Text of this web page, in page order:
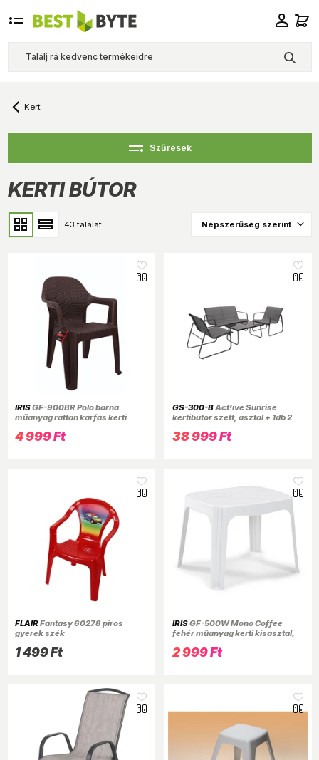
Kert
KERTI BÚTOR
43 találat
IRISGF-900BR Polo barna
műanyag rattan karfás kerti
4 999 Ft
GS-300-BAct!ive Sunrise
kertibútor szett, asztal + 1db 2
személyes szék, fekete-antracit
38 999 Ft
FLAIRFantasy 60278 piros
gyerek szék
1 499 Ft
IRISGF-500W Mono Coffee
fehér műanyag kerti kisasztal,
2 999 Ft
Szűrések